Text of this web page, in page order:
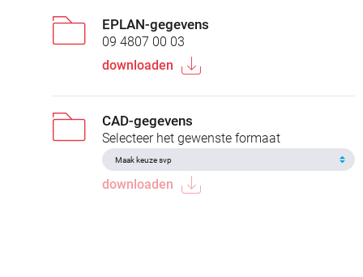
EPLAN-gegevens
09 4807 00 03
downloaden
CAD-gegevens
Selecteer het gewenste formaat
downloaden